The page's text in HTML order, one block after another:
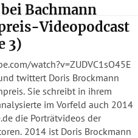
Bachmann
Videopodcast
3)
watch?v=ZUDVC1sO45E
twittert Doris Brockmann
Sie schreibt in ihrem
im Vorfeld auch 2014
die Porträtvideos der